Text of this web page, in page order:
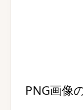
PNG画像